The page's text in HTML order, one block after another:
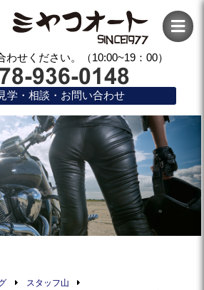
わせください。（10:00~19：00）
学・相談・お問い合わせ
スタッフ山